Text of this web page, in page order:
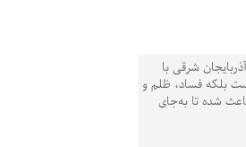
شرقی با
بلکه فساد، ظلم و
شده تا به‌جای